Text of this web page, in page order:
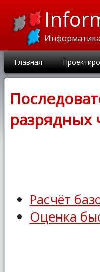
Главная
разрядных
Расчёт
Оценка